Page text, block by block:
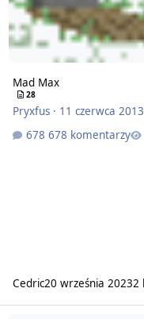
Mad Max
28
Pryxfus · 11 czerwca 2013
678 komentarzy
Cedric20 września 20232 l